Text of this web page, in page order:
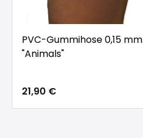
PVC-Gummihose 0,15 mm
"Animals"
21,90 €